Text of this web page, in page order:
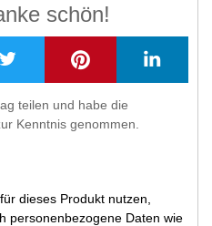
schön!
teilen und habe die
Kenntnis genommen.
dieses Produkt nutzen,
personenbezogene Daten wie